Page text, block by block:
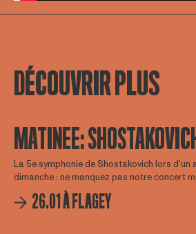
DÉCOUVRIR PLUS
MATINEE:
La 5e symphonie de Shostakovich lors d'un
dimanche : ne manquez pas notre concert
26.01 À FLAGEY